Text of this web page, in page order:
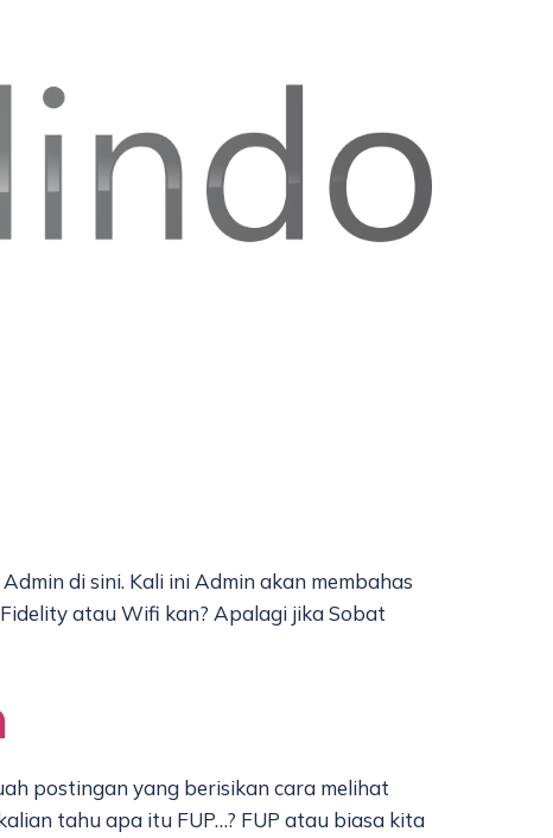
di sini. Kali ini Admin akan membahas
atau Wifi kan? Apalagi jika Sobat
postingan yang berisikan cara melihat
tahu apa itu FUP…? FUP atau biasa kita